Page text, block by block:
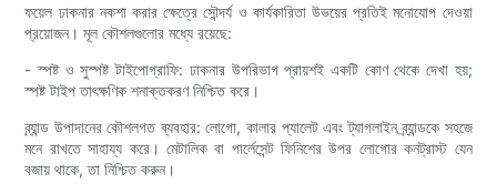
ফয়েল ঢাকনার নকশা করার ক্ষেত্রে সৌন্দর্য ও কার্যকারিতা উভয়ের প্রতিই মনোযোগ দেওয়া
প্রয়োজন। মূল কৌশলগুলোর মধ্যে রয়েছে:
- স্পষ্ট ও সুস্পষ্ট টাইপোগ্রাফি: ঢাকনার উপরিভাগ প্রায়শই একটি কোণ থেকে দেখা হয়;
স্পষ্ট টাইপ তাৎক্ষণিক শনাক্তকরণ নিশ্চিত করে।
ব্র্যান্ড উপাদানের কৌশলগত ব্যবহার: লোগো, কালার প্যালেট এবং ট্যাগলাইন ব্র্যান্ডকে সহজে
মনে রাখতে সাহায্য করে। মেটালিক বা পার্লেসেন্ট ফিনিশের উপর লোগোর কনট্রাস্ট যেন
বজায় থাকে, তা নিশ্চিত করুন।